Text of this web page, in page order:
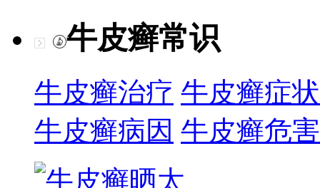
牛皮癣常识
牛皮癣治疗 牛皮癣症状
牛皮癣病因 牛皮癣危害